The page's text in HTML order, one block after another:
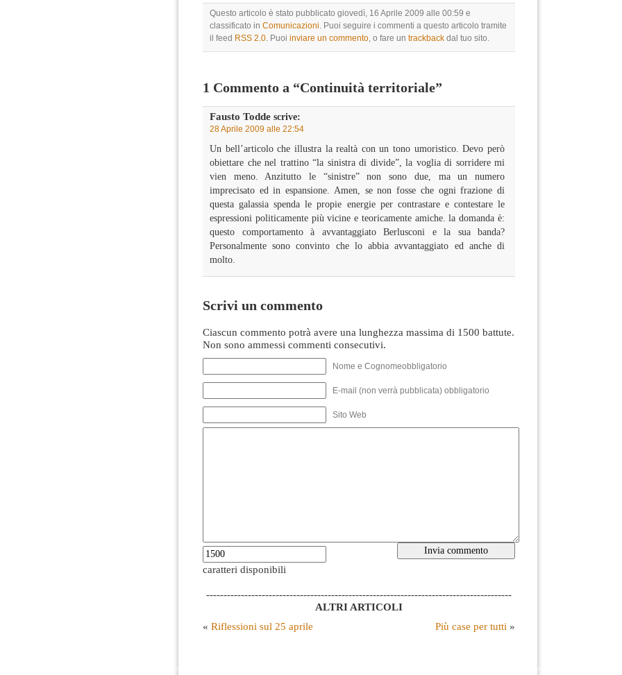
Questo articolo è stato pubblicato giovedì, 16 Aprile 2009 alle 00:59 e
classificato in Comunicazioni. Puoi seguire i commenti a questo articolo tramite
il feed RSS 2.0. Puoi inviare un commento, o fare un trackback dal tuo sito.
1 Commento a “Continuità territoriale”
Fausto Todde scrive:
28 Aprile 2009 alle 22:54
Un bell’articolo che illustra la realtà con un tono umoristico. Devo però
obiettare che nel trattino “la sinistra di divide”, la voglia di sorridere mi
vien meno. Anzitutto le “sinistre” non sono due, ma un numero
imprecisato ed in espansione. Amen, se non fosse che ogni frazione di
questa galassia spenda le propie energie per contrastare e contestare le
espressioni politicamente più vicine e teoricamente amiche. la domanda è:
questo comportamento à avvantaggiato Berlusconi e la sua banda?
Personalmente sono convinto che lo abbia avvantaggiato ed anche di
molto.
Scrivi un commento
Ciascun commento potrà avere una lunghezza massima di 1500 battute.
Non sono ammessi commenti consecutivi.
Nome e Cognomeobbligatorio
E-mail (non verrà pubblicata) obbligatorio
Sito Web
caratteri disponibili
----------------------------------------------------------------------------------------
ALTRI ARTICOLI
« Riflessioni sul 25 aprile Più case per tutti »